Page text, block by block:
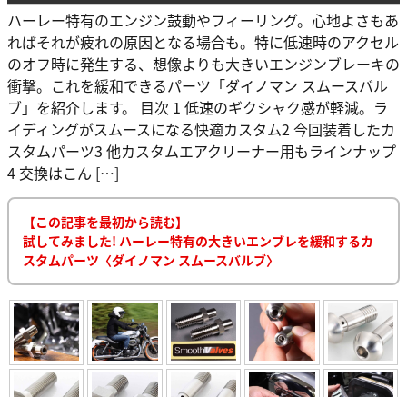
ハーレー特有のエンジン鼓動やフィーリング。心地よさもあ
ればそれが疲れの原因となる場合も。特に低速時のアクセル
のオフ時に発生する、想像よりも大きいエンジンブレーキの
衝撃。これを緩和できるパーツ「ダイノマン スムースバル
ブ」を紹介します。 目次 1 低速のギクシャク感が軽減。ラ
イディングがスムースになる快適カスタム2 今回装着したカ
スタムパーツ3 他カスタムエアクリーナー用もラインナップ
4 交換はこん […]
【この記事を最初から読む】
試してみました! ハーレー特有の大きいエンブレを緩和するカ
スタムパーツ〈ダイノマン スムースバルブ〉